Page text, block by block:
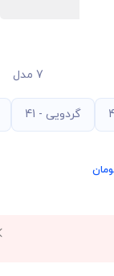
7 مدل
گردویی - 41